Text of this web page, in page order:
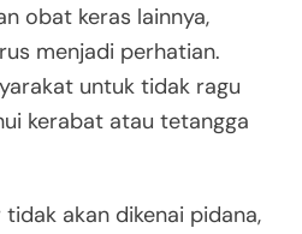
obat keras lainnya,
menjadi perhatian.
untuk tidak ragu
kerabat atau tetangga
akan dikenai pidana,